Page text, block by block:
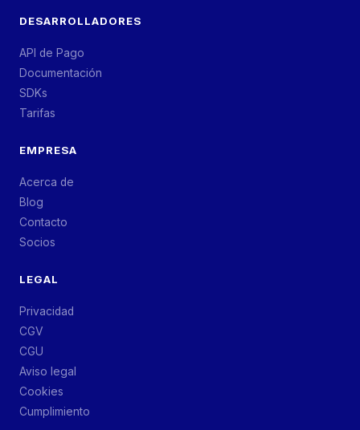
DESARROLLADORES
API de Pago
Documentación
SDKs
Tarifas
EMPRESA
Acerca de
Blog
Contacto
Socios
LEGAL
Privacidad
CGV
CGU
Aviso legal
Cookies
Cumplimiento